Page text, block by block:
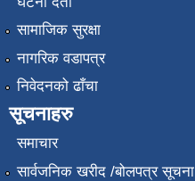
सामाजिक सुरक्षा
नागरिक वडापत्र
निवेदनको ढाँचा
सूचनाहरु
समाचार
सार्वजनिक खरीद /बोलपत्र सूचना